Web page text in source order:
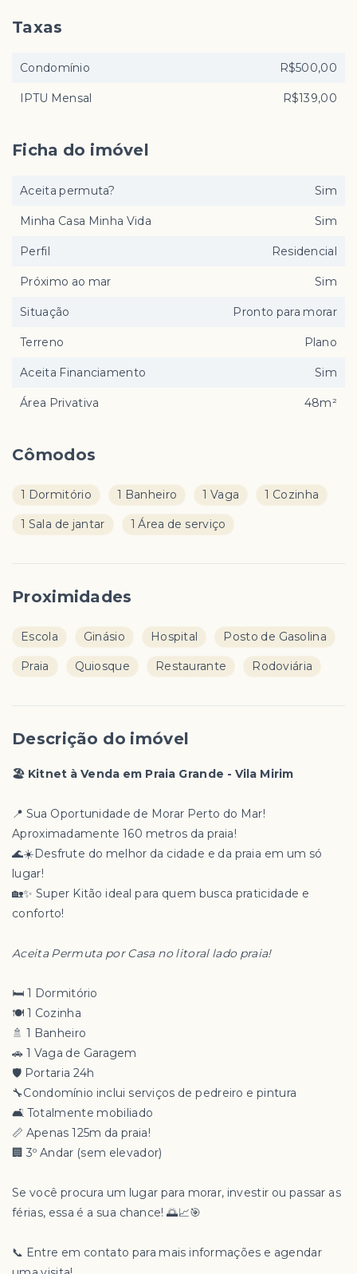
Cômodos
1 Dormitório 1 Banheiro 1 Vaga 1 Cozinha
1 Sala de jantar 1 Área de serviço
Proximidades
Escola Ginásio Hospital Posto de Gasolina
Praia Quiosque Restaurante Rodoviária
Descrição do imóvel
🏖 Kitnet à Venda em Praia Grande - Vila Mirim
📍 Sua Oportunidade de Morar Perto do Mar!
Aproximadamente 160 metros da praia!
🌊☀️Desfrute do melhor da cidade e da praia em um só
lugar!
🏡✨ Super Kitão ideal para quem busca praticidade e
conforto!
Aceita Permuta por Casa no litoral lado praia!
🛏 1 Dormitório
🍽 1 Cozinha
🚿 1 Banheiro
🚗 1 Vaga de Garagem
🛡 Portaria 24h
🔧Condomínio inclui serviços de pedreiro e pintura
🛋 Totalmente mobiliado
📏 Apenas 125m da praia!
🏢 3º Andar (sem elevador)
Se você procura um lugar para morar, investir ou passar as
férias, essa é a sua chance! 🌅📈🎯
📞 Entre em contato para mais informações e agendar
Taxas
Condomínio R$500,00
IPTU Mensal R$139,00
Ficha do imóvel
Aceita permuta? Sim
Minha Casa Minha Vida Sim
Perfil Residencial
Próximo ao mar Sim
Situação Pronto para morar
Terreno Plano
Aceita Financiamento Sim
Área Privativa 48m²